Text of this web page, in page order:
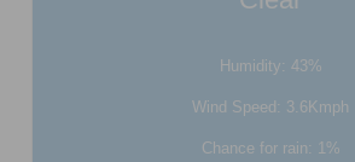
Humidity: 43%
Wind Speed: 3.6Kmph
Chance for rain: 1%